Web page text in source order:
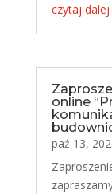
czytaj dalej
online
paź 13,